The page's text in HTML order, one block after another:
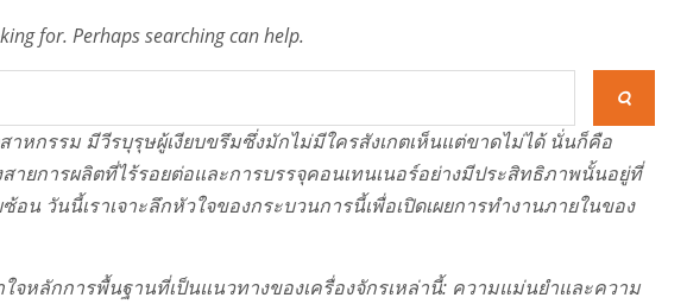
for. Perhaps searching can help.
หกรรม มีวีรบุรุษผู้เงียบขรึมซึ่งมักไม่มีใครสังเกตเห็นแต่ขาดไม่ได้ นั่นก็คือ
สายการผลิตที่ไร้รอยต่อและการบรรจุคอนเทนเนอร์อย่างมีประสิทธิภาพนั้นอยู่ที่
น วันนี้เราเจาะลึกหัวใจของกระบวนการนี้เพื่อเปิดเผยการทำงานภายในของ
ใจหลักการพื้นฐานที่เป็นแนวทางของเครื่องจักรเหล่านี้: ความแม่นยำและความ